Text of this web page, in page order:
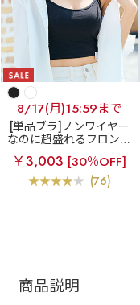
8/17(月)15:59まで
[単品ブラ]ノンワイヤー
なのに超盛れるフロント
ホックブラ
フロントホ
ック ブラトップ ノンワ
イヤー 超盛ブラ(R) 単品
ブラジャー
￥3,003 [30％OFF]
(76)
商品説明